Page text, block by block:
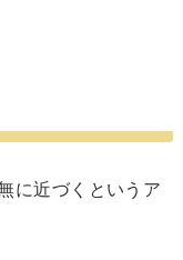
に近づくというア